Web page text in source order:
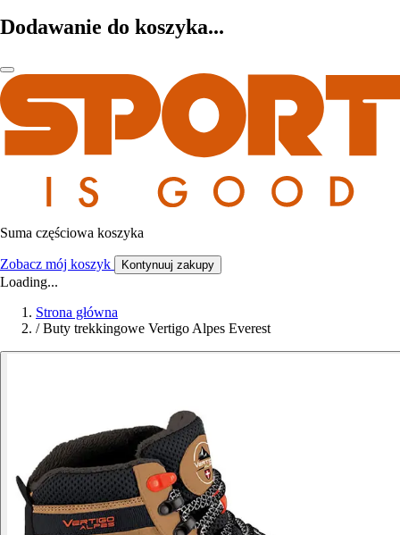
Dodawanie do koszyka...
Suma częściowa koszyka
Zobacz mój koszyk Kontynuuj zakupy
Loading...
Strona główna
/ Buty trekkingowe Vertigo Alpes Everest